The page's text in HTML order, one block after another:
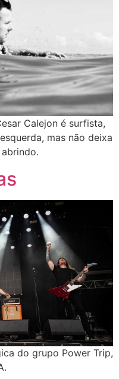
Calejon é surfista,
mas não deixa
do grupo Power Trip,